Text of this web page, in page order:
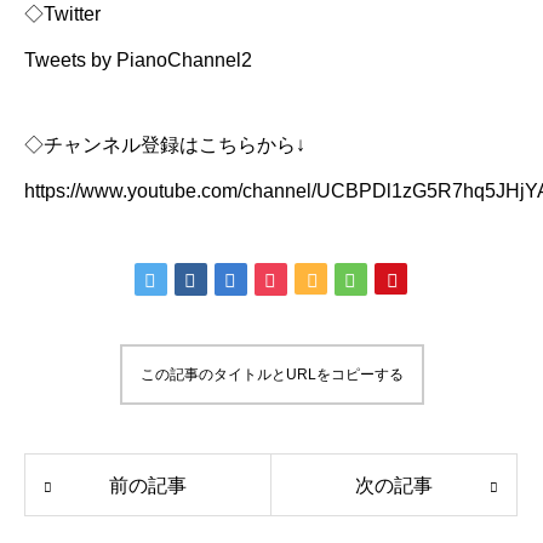
◇Twitter
Tweets by PianoChannel2
◇チャンネル登録はこちらから↓
https://www.youtube.com/channel/
この記事のタイトルとURLをコピーする
前の記事 次の記事